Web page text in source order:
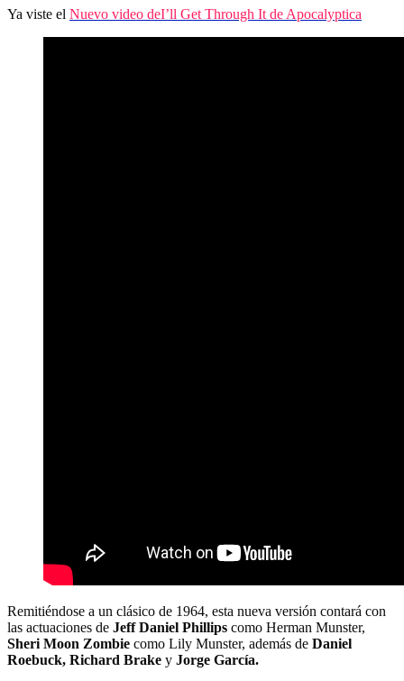
Ya viste el Nuevo video deI’ll Get Through It de Apocalyptica
Remitiéndose a un clásico de 1964, esta nueva versión contará con
las actuaciones de Jeff Daniel Phillips como Herman Munster,
Sheri Moon Zombie como Lily Munster, además de Daniel
Roebuck, Richard Brake y Jorge García.